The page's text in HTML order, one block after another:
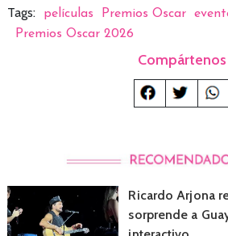
Tags:
películas Premios Oscar
Premios Oscar 2026
Compártenos
Ricardo Arjona
sorprende a